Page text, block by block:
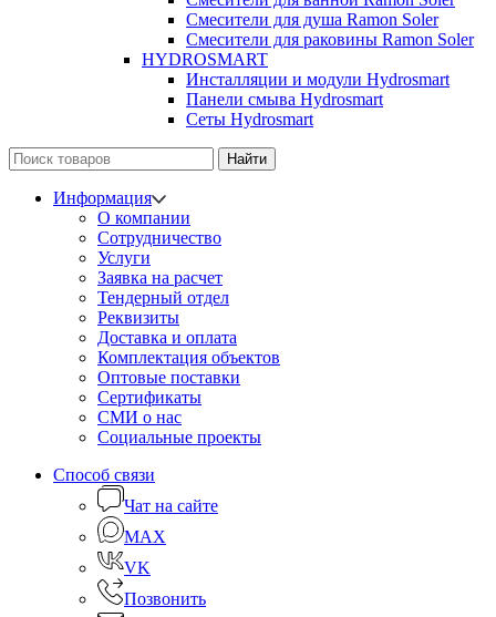
Смесители для душа Ramon Soler
Смесители для раковины Ramon Soler
HYDROSMART
Инсталляции и модули Hydrosmart
Панели смыва Hydrosmart
Сеты Hydrosmart
Найти
Информация
О компании
Сотрудничество
Услуги
Заявка на расчет
Тендерный отдел
Реквизиты
Доставка и оплата
Комплектация объектов
Оптовые поставки
Сертификаты
СМИ о нас
Социальные проекты
Способ связи
Чат на сайте
MAX
VK
Позвонить